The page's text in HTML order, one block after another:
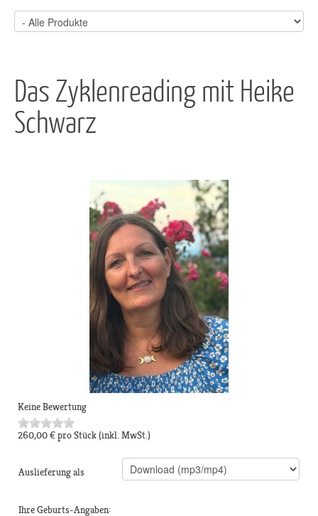
Das Zyklenreading mit Heike
Schwarz
Keine Bewertung
260,00 €pro Stück(inkl. MwSt.)
Auslieferung als
Ihre Geburts-Angaben: